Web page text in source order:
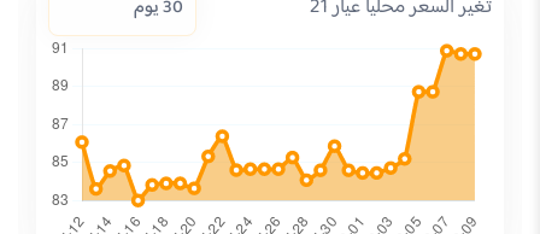
تغير السعر محلياً عيار 21